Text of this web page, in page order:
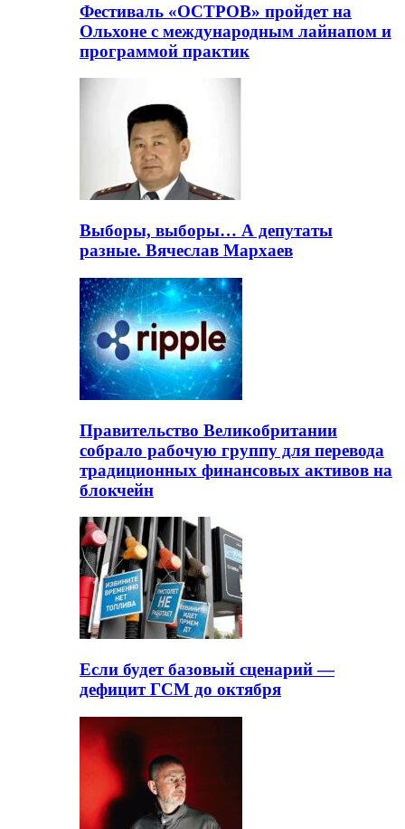
Фестиваль «ОСТРОВ» пройдет на
Ольхоне с международным лайнапом и
программой практик
Выборы, выборы… А депутаты
разные. Вячеслав Мархаев
Правительство Великобритании
собрало рабочую группу для перевода
традиционных финансовых активов на
блокчейн
Если будет базовый сценарий —
дефицит ГСМ до октября